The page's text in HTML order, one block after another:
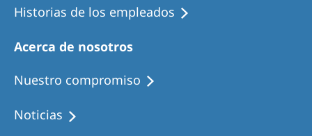
Historias de los empleados
Acerca de nosotros
Nuestro compromiso
Noticias